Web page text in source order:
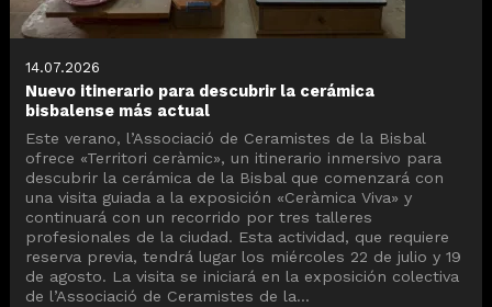
14.07.2026
Nuevo itinerario para descubrir la cerámica
bisbalense más actual
Este verano, l’Associació de Ceramistes de la Bisbal
ofrece «Territori ceràmic», un itinerario inmersivo para
descubrir la cerámica de la Bisbal que comenzará con
una visita guiada a la exposición «Ceràmica Viva» y
continuará con un recorrido por tres talleres
profesionales de la ciudad. Esta actividad, que requiere
reserva previa, tendrá lugar los miércoles 22 de julio y 19
de agosto. La visita se iniciará en la exposición colectiva
de l’Associació de Ceramistes de la...